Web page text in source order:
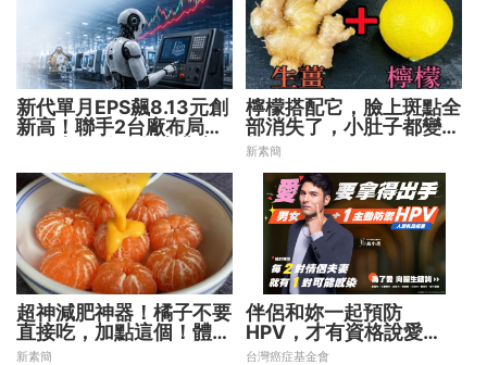
新代單月EPS飆8.13元創
新高！聯手2台廠布局機
檸檬搭配它，臉上斑點全
部消失了，小肚子都變平
坦了
新素簡
超神減肥神器！橘子不要
直接吃，加點這個！體重
天天下降
新素簡
伴侶和妳一起預防
HPV，才有資格說愛
妳！
台灣癌症基金會